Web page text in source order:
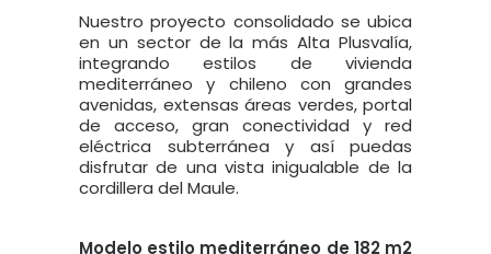
Nuestro proyecto consolidado se ubica
en un sector de la más Alta Plusvalía,
integrando estilos de vivienda
mediterráneo y chileno con grandes
avenidas, extensas áreas verdes, portal
de acceso, gran conectividad y red
eléctrica subterránea y así puedas
disfrutar de una vista inigualable de la
cordillera del Maule.
Modelo estilo mediterráneo de 182 m2